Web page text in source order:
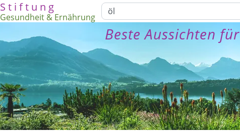
S t i f t u n g
Gesundheit & Ernährung
Beste Aussichten